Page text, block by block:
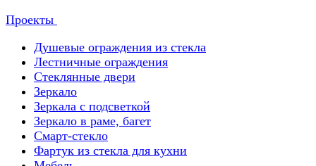
Проекты
Душевые ограждения из стекла
Лестничные ограждения
Стеклянные двери
Зеркало
Зеркала с подсветкой
Зеркало в раме, багет
Смарт-стекло
Фартук из стекла для кухни